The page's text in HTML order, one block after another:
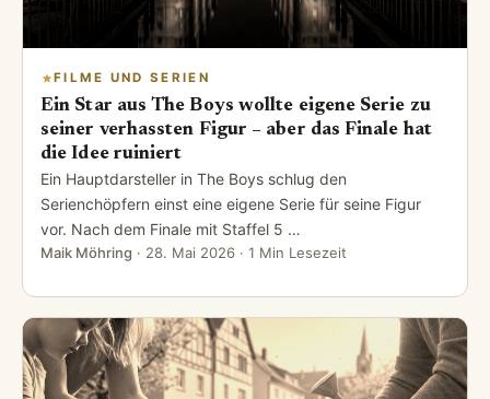
FILME UND SERIEN
Ein Star aus The Boys wollte eigene Serie zu
seiner verhassten Figur – aber das Finale hat
die Idee ruiniert
Ein Hauptdarsteller in The Boys schlug den
Serienchöpfern einst eine eigene Serie für seine Figur
vor. Nach dem Finale mit Staffel 5 …
Maik Möhring · 28. Mai 2026 · 1 Min Lesezeit